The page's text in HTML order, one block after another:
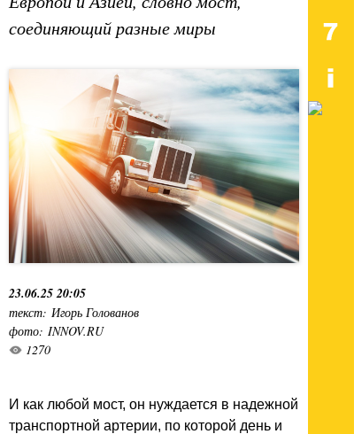
соединяющий разные миры
23.06.25 20:05
текст: Игорь Голованов
фото: INNOV.RU
1270
И как любой мост, он нуждается в надежной
транспортной артерии, по которой день и